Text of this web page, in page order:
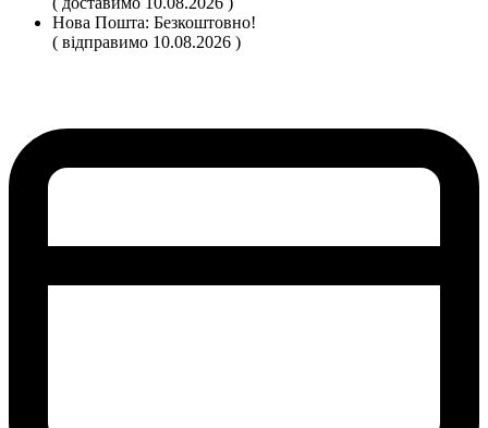
Нова Пошта: Безкоштовно!
( відправимо 10.08.2026 )